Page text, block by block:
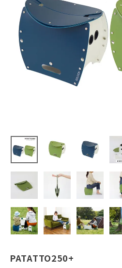
PATATTO250
4,730
ホーム
美容・コスメ・香水
衛生用品
日用品雑貨
フェムケア
インナー・下着・ナイトウェア
キッズ・ベビー・マタニティ
PATATTO250+